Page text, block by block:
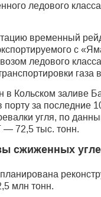
ледового
временный
с
ледового
газа
Кольском заливе
за последние
угля, по
— 72,5 тыс. тонн.
сжиженных
млн тонн.